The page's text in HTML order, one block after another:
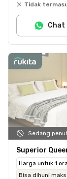
Tidak
Chat
Sedang
Superior
Harga untuk 1
Bisa dihuni